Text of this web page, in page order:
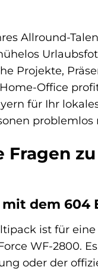
Allround-
Projekte,
Office
für Ihr
problemlos
Fragen
dem
ist für
WF-2800.
oder der